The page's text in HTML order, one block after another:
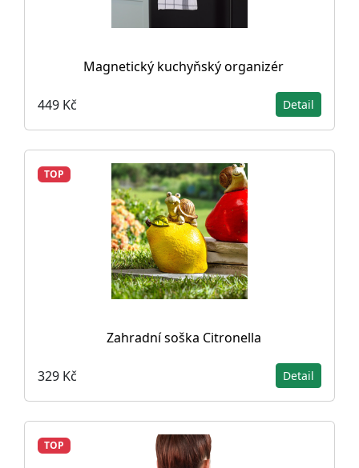
Magnetický kuchyňský organizér
449 Kč Detail
TOP
Zahradní soška Citronella
329 Kč Detail
TOP